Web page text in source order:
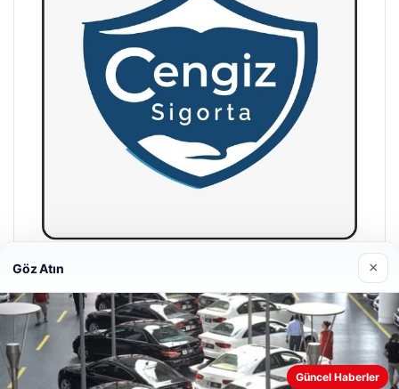
Hastaş Beton
26/05/2026
Göz Atın ×
Güncel Haberler